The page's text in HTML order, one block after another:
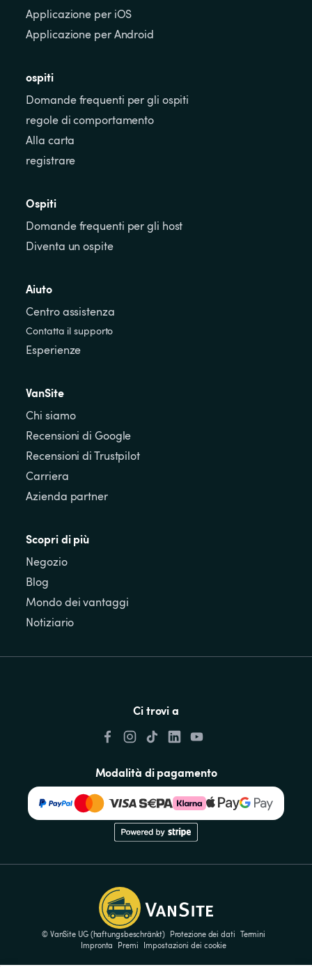
Applicazione per iOS
Applicazione per Android
ospiti
Domande frequenti per gli ospiti
regole di comportamento
Alla carta
registrare
Ospiti
Domande frequenti per gli host
Diventa un ospite
Aiuto
Centro assistenza
Contatta il supporto
Esperienze
VanSite
Chi siamo
Recensioni di Google
Recensioni di Trustpilot
Carriera
Azienda partner
Scopri di più
Negozio
Blog
Mondo dei vantaggi
Notiziario
Ci trovi a
Modalità di pagamento
© VanSite UG (haftungsbeschränkt) Protezione dei dati Termini
Impronta
Premi Impostazioni dei cookie